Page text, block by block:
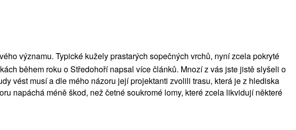
významu. Typické kužely prastarých sopečných vrchů, nyní zcela pokryté
během roku o Středohoří napsal více článků. Mnozí z vás jste jistě slyšeli o
vést musí a dle mého názoru její projektanti zvolili trasu, která je z hlediska
napáchá méně škod, než četné soukromé lomy, které zcela likvidují některé